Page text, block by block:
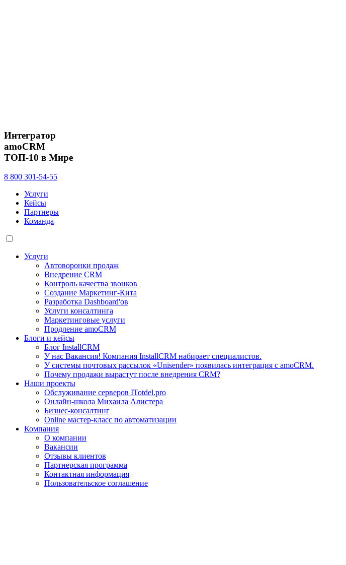
Интегратор
amoCRM
ТОП-10 в Мире
8 800 301-54-55
Услуги
Кейсы
Партнеры
Команда
Услуги
Автоворонки продаж
Внедрение CRM
Контроль качества звонков
Создание Маркетинг-Кита
Разработка Dashboard'ов
Услуги консалтинга
Маркетинговые услуги
Продление amoCRM
Блоги и кейсы
Блог InstallCRM
У нас Вакансия! Компания InstallCRM набирает специалистов.
У системы почтовых рассылок «Unisender» появилась интеграция с amoCRM.
Почему продажи вырастут после внедрения CRM?
Наши проекты
Обслуживание серверов ITotdel.pro
Онлайн-школа Михаила Алистера
Бизнес-консалтинг
Online мастер-класс по автоматизации
Компания
О компании
Вакансии
Отзывы клиентов
Партнерская программа
Контактная информация
Пользовательское соглашение